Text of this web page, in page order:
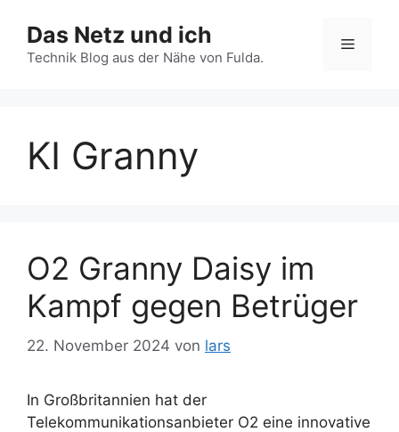
Inhalt
springen
Das Netz und ich
Technik Blog aus der Nähe von Fulda.
Menü
KI Granny
O2 Granny Daisy im
Kampf gegen Betrüger
22. November 2024 von lars
In Großbritannien hat der
Telekommunikationsanbieter O2 eine innovative